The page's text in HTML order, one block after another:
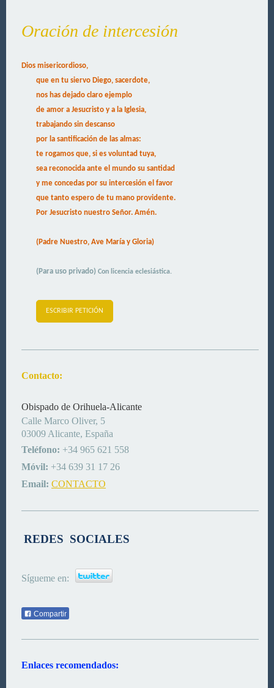
Oración de intercesión
Dios misericordioso,
que en tu siervo Diego, sacerdote,
nos has dejado claro ejemplo
de amor a Jesucristo y a la Iglesia,
trabajando sin descanso
por la santificación de las almas:
te rogamos que, si es voluntad tuya,
sea reconocida ante el mundo su santidad
y me concedas por su intercesión el favor
que tanto espero de tu mano providente.
Por Jesucristo nuestro Señor. Amén.
(Padre Nuestro, Ave María y Gloria)
(Para uso privado) Con licencia eclesiástica.
ESCRIBIR PETICIÓN
Contacto:
Obispado de Orihuela-Alicante
Calle Marco Oliver, 5
03009 Alicante, España
Teléfono: +34 965 621 558
Móvil: +34 639 31 17 26
Email: CONTACTO
REDES SOCIALES
Sígueme en:
Compartir
Enlaces recomendados: